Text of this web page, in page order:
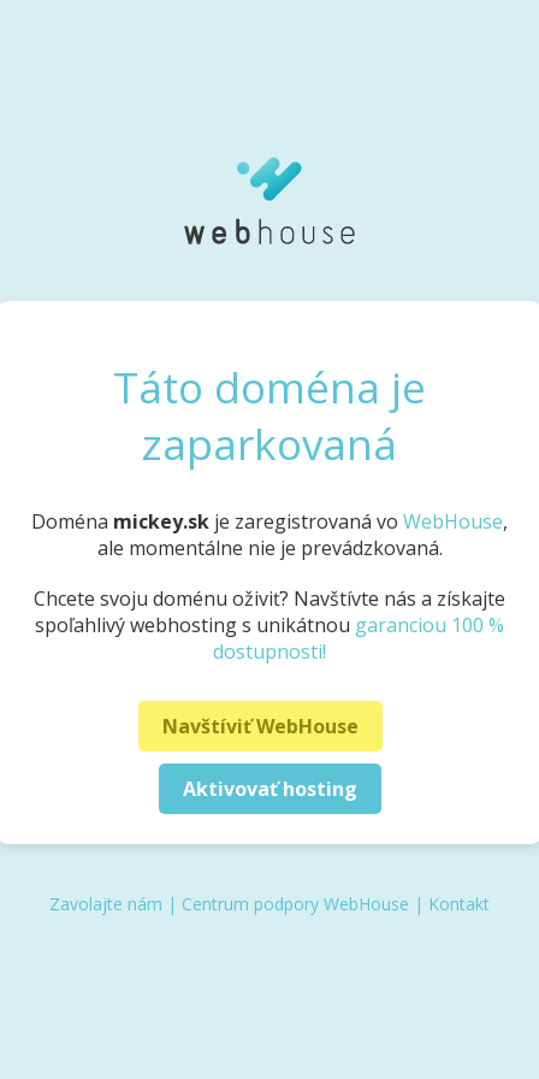
Táto doména je
zaparkovaná
Doména mickey.sk je zaregistrovaná vo WebHouse,
ale momentálne nie je prevádzkovaná.
Chcete svoju doménu oživiť? Navštívte nás a získajte
spoľahlivý webhosting s unikátnou garanciou 100 %
dostupnosti!
Navštíviť WebHouse
Aktivovať hosting
Zavolajte nám | Centrum podpory WebHouse | Kontakt